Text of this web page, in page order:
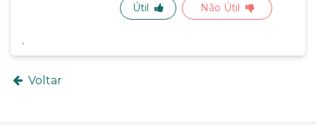
Útil Não Útil
Voltar